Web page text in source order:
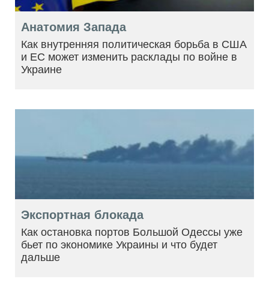
Анатомия Запада
Как внутренняя политическая борьба в США
и ЕС может изменить расклады по войне в
Украине
Экспортная блокада
Как остановка портов Большой Одессы уже
бьет по экономике Украины и что будет
дальше